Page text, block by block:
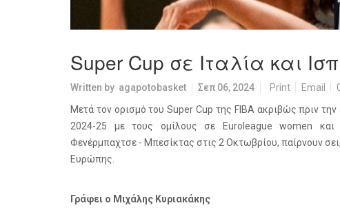
Super Cup σε Ιταλία και
Written by agapotobasket Σεπ 06, 2024 Print Email
Μετά τον ορισμό του Super Cup της FIBA ακριβώς πριν
2024-25 με τους ομίλους σε Euroleague women και
Φενέρμπαχτσε - Μπεσίκτας στις 2 Οκτωβρίου, παίρνουν
Ευρώπης.
Γράφει ο Μιχάλης Κυριακάκης